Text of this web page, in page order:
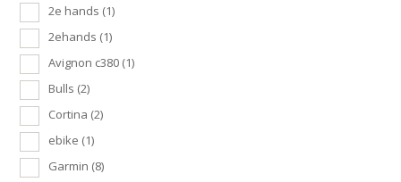
2e hands (1)
2ehands (1)
Avignon c380 (1)
Bulls (2)
Cortina (2)
ebike (1)
Garmin (8)